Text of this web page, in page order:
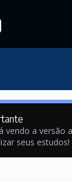
vendo a versão
seus estudos!